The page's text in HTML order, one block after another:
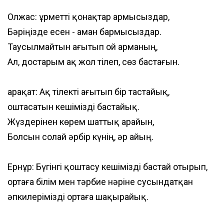
Олжас: Құрметті қонақтар армысыздар,
Бәріңізде есен - аман бармысыздар.
Таусылмайтын ағытып ой арманың,
Ал, достарым ақ жол тілеп, сөз бастағын.
Қарақат: Ақ тілекті ағытып бір тастайық,
Қоштасатын кешімізді бастайық.
Жүздерінен көрем шаттық арайын,
Болсын солай әрбір күнің, әр айың.
Ернұр: Бүгінгі қоштасу кешімізді бастай отырып,
ортаға білім мен тәрбие нәріне сусындатқан
әпкилерімізді ортаға шақырайық.